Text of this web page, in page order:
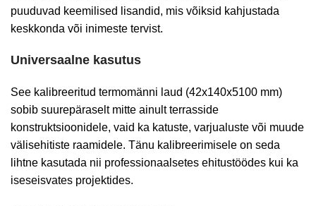
puuduvad keemilised lisandid, mis võiksid kahjustada
keskkonda või inimeste tervist.
Universaalne kasutus
See kalibreeritud termomänni laud (42x140x5100 mm)
sobib suurepäraselt mitte ainult terrasside
konstruktsioonidele, vaid ka katuste, varjualuste või muude
välisehitiste raamidele. Tänu kalibreerimisele on seda
lihtne kasutada nii professionaalsetes ehitustöödes kui ka
iseseisvates projektides.